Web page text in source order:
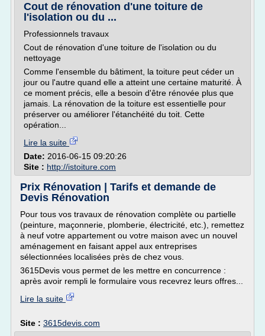
Cout de rénovation d'une toiture de
l'isolation ou du ...
Professionnels travaux
Cout de rénovation d'une toiture de l'isolation ou du
nettoyage
Comme l'ensemble du bâtiment, la toiture peut céder un
jour ou l'autre quand elle a atteint une certaine maturité. À
ce moment précis, elle a besoin d'être rénovée plus que
jamais. La rénovation de la toiture est essentielle pour
préserver ou améliorer l'étanchéité du toit. Cette
opération...
Lire la suite
Date: 2016-06-15 09:20:26
Site : http://istoiture.com
Prix Rénovation | Tarifs et demande de
Devis Rénovation
Pour tous vos travaux de rénovation complète ou partielle
(peinture, maçonnerie, plomberie, électricité, etc.), remettez
à neuf votre appartement ou votre maison avec un nouvel
aménagement en faisant appel aux entreprises
sélectionnées localisées près de chez vous.
3615Devis vous permet de les mettre en concurrence :
après avoir rempli le formulaire vous recevrez leurs offres...
Lire la suite
Site : 3615devis.com